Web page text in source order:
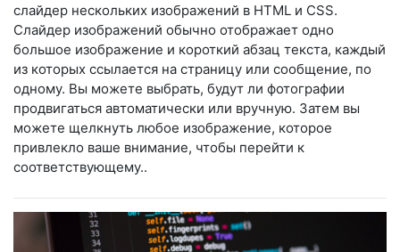
слайдер нескольких изображений в HTML и CSS.
Слайдер изображений обычно отображает одно
большое изображение и короткий абзац текста, каждый
из которых ссылается на страницу или сообщение, по
одному. Вы можете выбрать, будут ли фотографии
продвигаться автоматически или вручную. Затем вы
можете щелкнуть любое изображение, которое
привлекло ваше внимание, чтобы перейти к
соответствующему..